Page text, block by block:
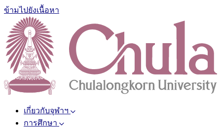
ข้ามไปยังเนื้อหา
เกี่ยวกับจุฬาฯ
การศึกษา